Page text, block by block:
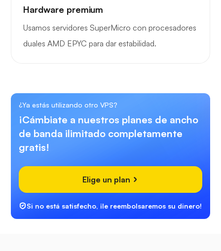
Hardware premium
Usamos servidores SuperMicro con procesadores
duales AMD EPYC para dar estabilidad.
¿Ya estás utilizando otro VPS?
¡Cámbiate a nuestros planes de ancho
de banda ilimitado completamente
gratis!
Elige un plan
Si no está satisfecho, ¡le reembolsaremos su dinero!